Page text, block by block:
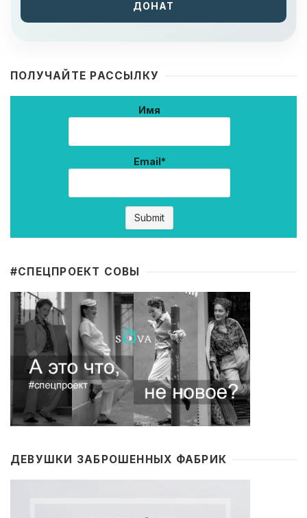
ДОНАТ
ПОЛУЧАЙТЕ РАССЫЛКУ
Имя
Email*
#CПЕЦПРОЕКТ СОВЫ
ДЕВУШКИ ЗАБРОШЕННЫХ ФАБРИК